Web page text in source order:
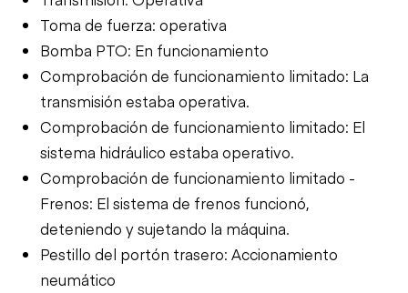
Toma de fuerza: operativa
Bomba PTO: En funcionamiento
Comprobación de funcionamiento limitado: La
transmisión estaba operativa.
Comprobación de funcionamiento limitado: El
sistema hidráulico estaba operativo.
Comprobación de funcionamiento limitado -
Frenos: El sistema de frenos funcionó,
deteniendo y sujetando la máquina.
Pestillo del portón trasero: Accionamiento
neumático